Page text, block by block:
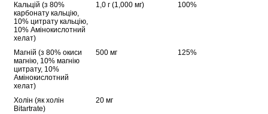
Кальцій (з 80%
карбонату кальцію,
10% цитрату кальцію,
10% Амінокислотний
хелат)
1,0 г (1,000 мг) 100%
Магній (з 80% окиси
магнію, 10% магнію
цитрату, 10%
Амінокислотний
хелат)
500 мг 125%
Холін (як холін
Bitartrate)
20 мг